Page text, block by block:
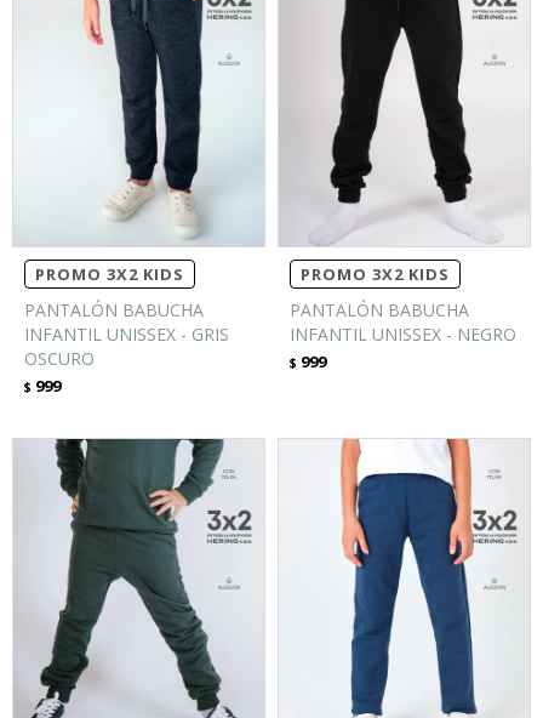
PROMO 3X2 KIDS
PANTALÓN BABUCHA
INFANTIL UNISSEX - GRIS
OSCURO
$ 999
PROMO 3X2 KIDS
PANTALÓN BABUCHA
INFANTIL UNISSEX - NEGRO
$ 999